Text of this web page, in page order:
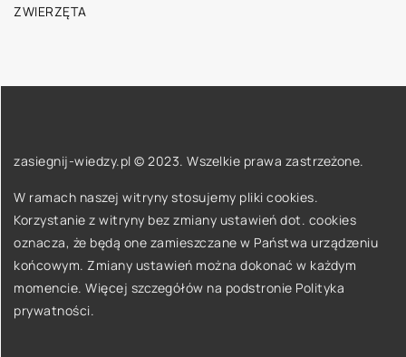
ZWIERZĘTA
zasiegnij-wiedzy.pl © 2023. Wszelkie prawa zastrzeżone.
W ramach naszej witryny stosujemy pliki cookies.
Korzystanie z witryny bez zmiany ustawień dot. cookies
oznacza, że będą one zamieszczane w Państwa urządzeniu
końcowym. Zmiany ustawień można dokonać w każdym
momencie. Więcej szczegółów na podstronie Polityka
prywatności.